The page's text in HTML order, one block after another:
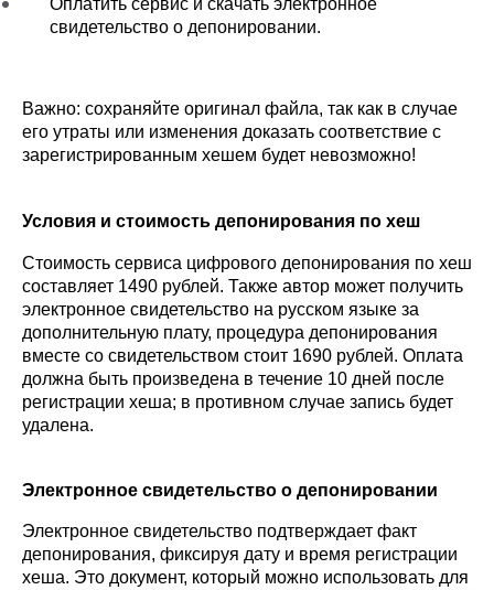
Оплатить сервис и скачать электронное
свидетельство о депонировании.
Важно: сохраняйте оригинал файла, так как в случае
его утраты или изменения доказать соответствие с
зарегистрированным хешем будет невозможно!
Условия и стоимость депонирования по хеш
Стоимость сервиса цифрового депонирования по хеш
составляет 1490 рублей. Также автор может получить
электронное свидетельство на русском языке за
дополнительную плату, процедура депонирования
вместе со свидетельством стоит 1690 рублей. Оплата
должна быть произведена в течение 10 дней после
регистрации хеша; в противном случае запись будет
удалена.
Электронное свидетельство о депонировании
Электронное свидетельство подтверждает факт
депонирования, фиксируя дату и время регистрации
хеша. Это документ, который можно использовать для